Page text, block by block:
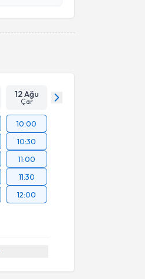
12 Ağu
Çar
10:00
10:30
11:00
11:30
12:00